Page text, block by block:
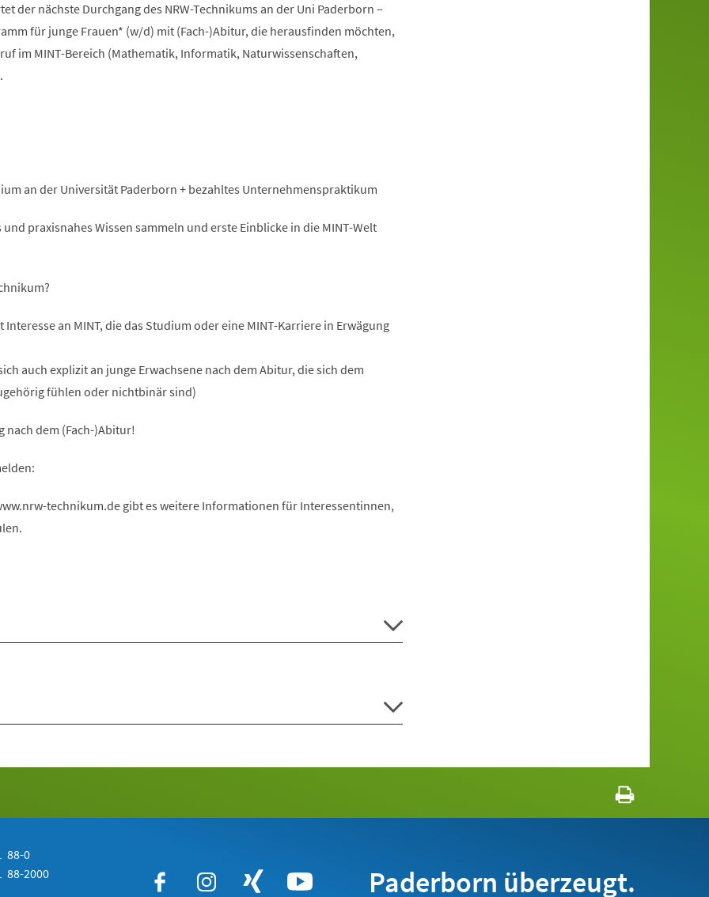
der nächste Durchgang des NRW-Technikums an der Uni Paderborn –
für junge Frauen* (w/d) mit (Fach-)Abitur, die herausfinden möchten,
im MINT-Bereich (Mathematik, Informatik, Naturwissenschaften,
an der Universität Paderborn + bezahltes Unternehmenspraktikum
praxisnahes Wissen sammeln und erste Einblicke in die MINT-Welt
an MINT, die das Studium oder eine MINT-Karriere in Erwägung
auch explizit an junge Erwachsene nach dem Abitur, die sich dem
fühlen oder nichtbinär sind)
dem (Fach-)Abitur!
technikum.de gibt es weitere Informationen für Interessentinnen,
88-0
88-2000 Paderborn überzeugt.